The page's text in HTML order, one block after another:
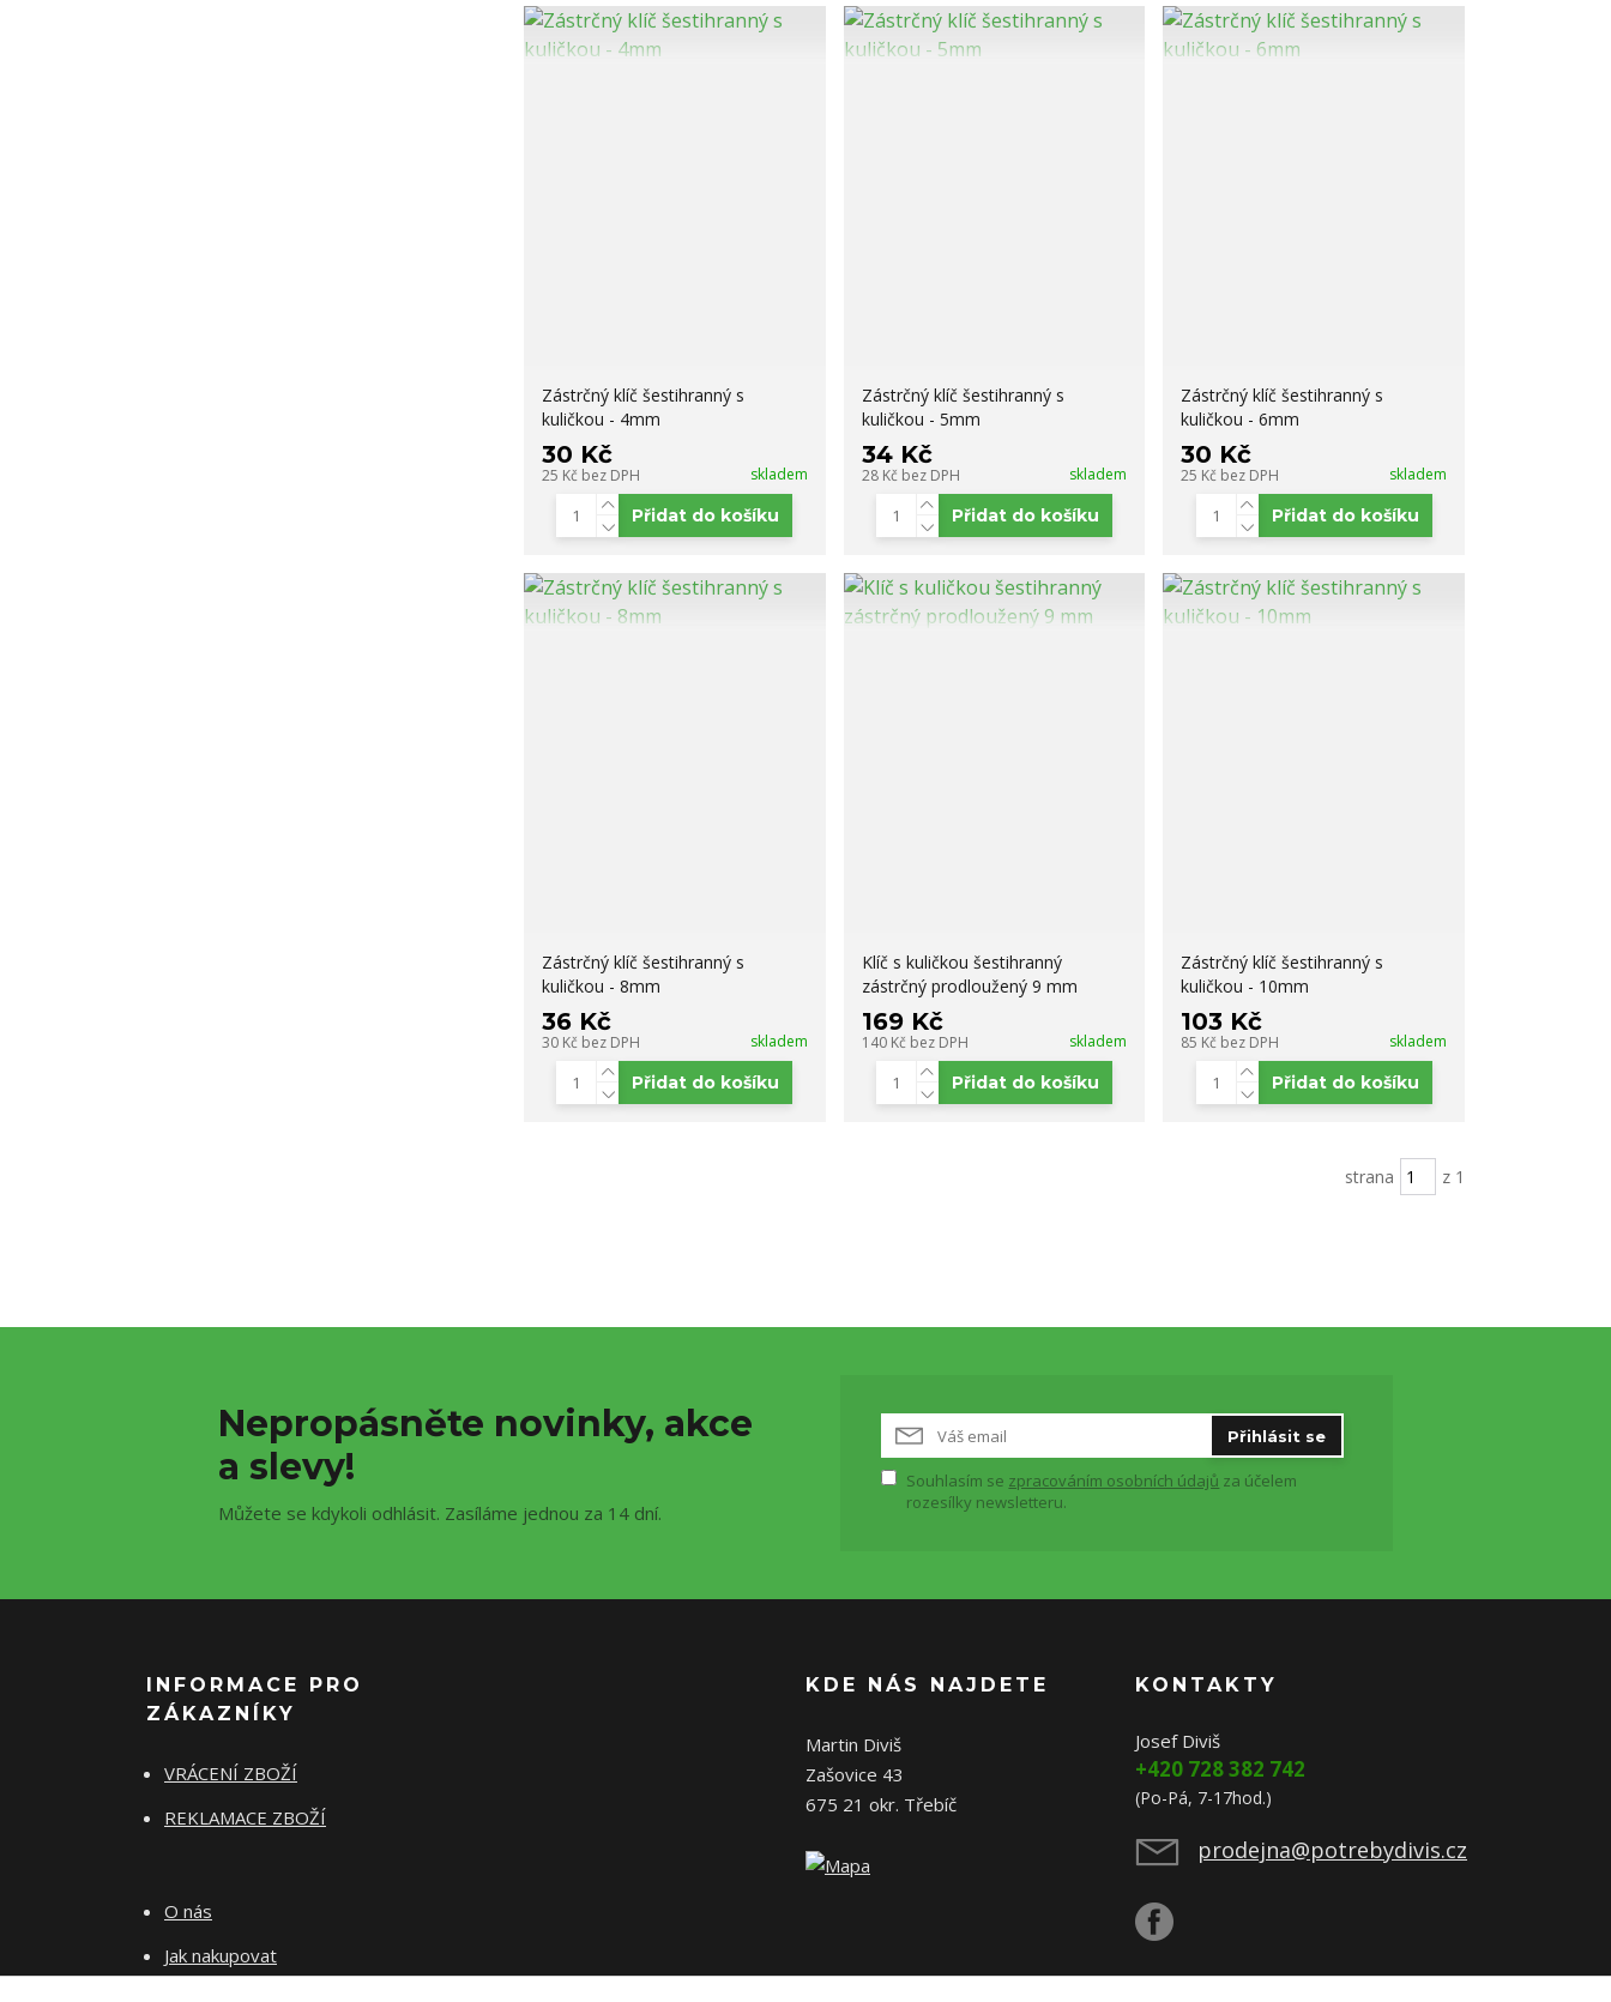
Zástrčný klíč šestihranný s
kuličkou - 4mm
30 Kč
25 Kč bez DPH skladem
Přidat do košíku
Zástrčný klíč šestihranný s
kuličkou - 5mm
34 Kč
28 Kč bez DPH skladem
Přidat do košíku
Zástrčný klíč šestihranný s
kuličkou - 6mm
30 Kč
25 Kč bez DPH skladem
Přidat do košíku
Zástrčný klíč šestihranný s
kuličkou - 8mm
36 Kč
30 Kč bez DPH skladem
Přidat do košíku
Klíč s kuličkou šestihranný
zástrčný prodloužený 9 mm
169 Kč
140 Kč bez DPH skladem
Přidat do košíku
Zástrčný klíč šestihranný s
kuličkou - 10mm
103 Kč
85 Kč bez DPH skladem
Přidat do košíku
strana z 1
Nepropásněte novinky, akce
a slevy!
Můžete se kdykoli odhlásit. Zasíláme jednou za 14 dní.
Přihlásit se
Souhlasím se zpracováním osobních údajů za účelem
rozesílky newsletteru.
INFORMACE PRO
ZÁKAZNÍKY
VRÁCENÍ ZBOŽÍ
REKLAMACE ZBOŽÍ
O nás
Jak nakupovat
KDE NÁS NAJDETE
Martin Diviš
Zašovice 43
675 21 okr. Třebíč
KONTAKTY
Josef Diviš
+420 728 382 742
(Po-Pá, 7-17hod.)
prodejna@potrebydivis.cz